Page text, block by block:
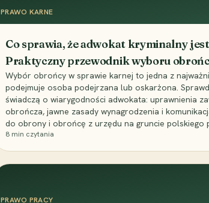
PRAWO KARNE
Co sprawia, że adwokat kryminalny
Praktyczny przewodnik wyboru
Wybór obrońcy w sprawie karnej to jedna z
podejmuje osoba podejrzana lub oskarżona.
świadczą o wiarygodności adwokata: uprawnienia
obrończa, jawne zasady wynagrodzenia i
do obrony i obrońcę z urzędu na gruncie polskiego
8 min czytania
PRAWO PRACY